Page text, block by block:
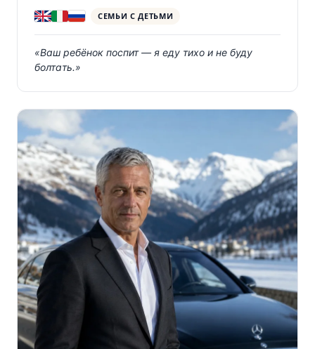
СЕМЬИ С ДЕТЬМИ
«Ваш ребёнок поспит — я еду тихо и не буду
болтать.»